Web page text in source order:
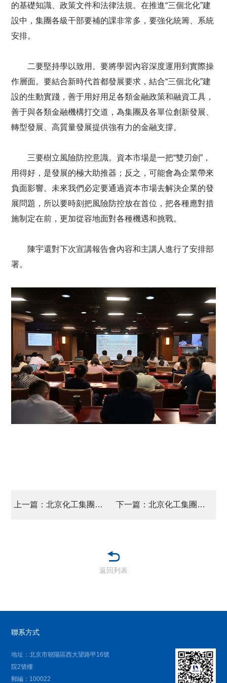
的基礎知識、政策文件和法律法規。在推進“三個北化”建
設中，集團各級干部要補的課非常多，要強化統籌、系統
安排。
二要堅持學以致用。要將學習內容深度運用到實際操
作層面。要結合新時代首都發展要求，結合“三個北化”建
設的生動實踐，善于用好用足各類金融政策和融資工具，
善于與各類金融機構打交道，為集團及各單位創新發展、
轉型發展、高質量發展提供強有力的金融支撐。
三要樹立風險防控意識。資本市場是一把“雙刃劍”，
用得好，是發展的極大助推器；反之，可能會為企業帶來
負面影響。未來我們必定要通過資本市場去解決企業的發
展問題，所以要時刻把風險防控放在首位，把各種應對措
施制定在前，更加從容地面對各種機遇和挑戰。
陳宇還對下次宣講報告會內容和主講人進行了安排部
署。
上一篇：北京化工集團黨委 向8位抗戰老戰士、老同志頒發紀念章 下一篇：北京化工集團黨委 召開警示教育大會
返回列表
聯系方式
地址：北京市朝陽區西大望路甲16號
院2號樓
郵編：100022